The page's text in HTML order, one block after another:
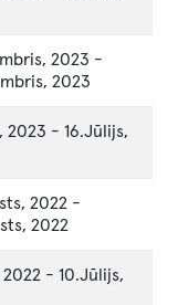
2023 -
2023
2023 - 16.Jūlijs,
2022 -
2022
- 10.Jūlijs,